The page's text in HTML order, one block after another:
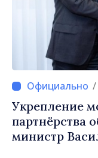
Укрепление
партнёрства
министр Василе Тофан и посол Швеции